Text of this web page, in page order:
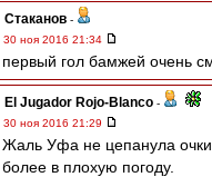
Cтаканов -
30 ноя 2016 21:34
первый гол бамжей очень
El Jugador Rojo-Blanco -
30 ноя 2016 21:29
Жаль Уфа не цепанула
более в плохую погоду.